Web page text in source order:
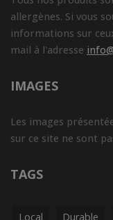
allergènes. Si vous
informations sur
mail à l'adresse
IMAGES
Les images
sur ce site ne sont
TAGS
Local Durable